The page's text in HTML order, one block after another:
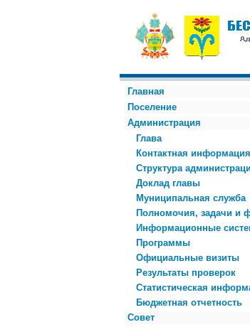
Главная
Поселение
Администрация
Глава
Контактная информация
Структура
Доклад главы
Муниципальная служба
Полномочия, задачи и
Информационные
Программы
Официальные визиты
Результаты проверок
Статистическая
Бюджетная отчетность
Совет